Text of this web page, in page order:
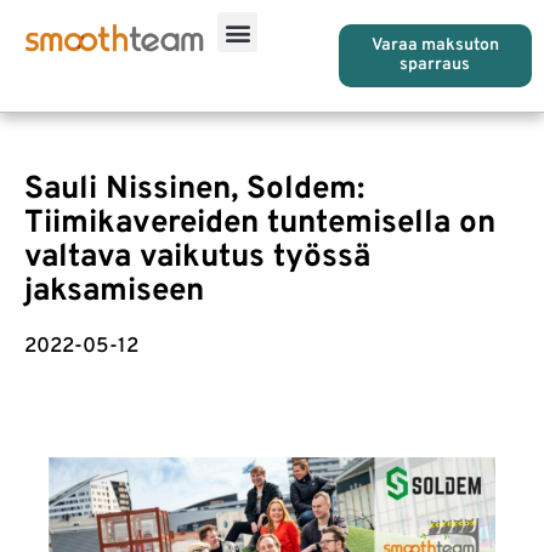
Varaa maksuton
sparraus
Sauli Nissinen, Soldem:
Tiimikavereiden tuntemisella on
valtava vaikutus työssä
jaksamiseen
2022-05-12